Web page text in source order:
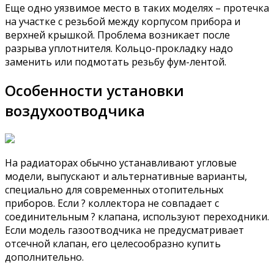
Еще одно уязвимое место в таких моделях – протечка
на участке с резьбой между корпусом прибора и
верхней крышкой. Проблема возникает после
разрыва уплотнителя. Кольцо-прокладку надо
заменить или подмотать резьбу фум-лентой.
Особенности установки
воздухоотводчика
На радиаторах обычно устанавливают угловые
модели, выпускают и альтернативные варианты,
специально для современных отопительных
приборов. Если ? коллектора не совпадает с
соединительным ? клапана, используют переходники.
Если модель газоотводчика не предусматривает
отсечной клапан, его целесообразно купить
дополнительно.